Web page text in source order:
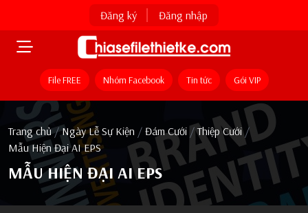
Đăng ký Đăng nhập
File FREE Nhóm Facebook Tin tức Gói VIP
Trang chủ / Ngày Lễ Sự Kiện / Đám Cưới / Thiệp Cưới /
Mẫu Hiện Đại AI EPS
MẪU HIỆN ĐẠI AI EPS